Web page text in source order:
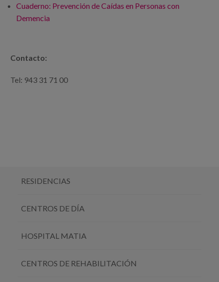
Cuaderno: Prevención de Caídas en Personas con
Demencia
Contacto:
Tel: 943 31 71 00
RESIDENCIAS
CENTROS DE DÍA
HOSPITAL MATIA
CENTROS DE REHABILITACIÓN